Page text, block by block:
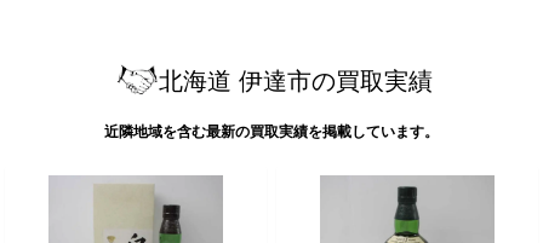
北海道 伊達市の買取実績
近隣地域を含む最新の買取実績を掲載しています。